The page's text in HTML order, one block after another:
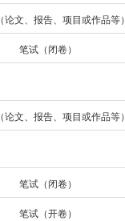
论文、报告、项目或作品等）
笔试（闭卷）
论文、报告、项目或作品等）
笔试（闭卷）
笔试（开卷）